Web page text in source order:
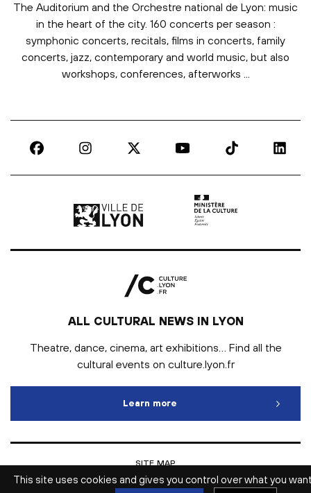
The Auditorium and the Orchestre national de Lyon: music
in the heart of the city. 160 concerts per season :
symphonic concerts, recitals, films in concerts, family
concerts, jazz, contemporary and world music, but also
workshops, conferences, afterworks ...
Ville de Lyon | lien externeMinistère de la culture
ALL CULTURAL NEWS IN LYON
Theatre, dance, cinema, art exhibitions… Find all the
cultural events on culture.lyon.fr
Learn more All cultural news in Lyon
SITE MAP
INTRANET
LEGAL NOTICE
This site uses cookies and gives you control over what you